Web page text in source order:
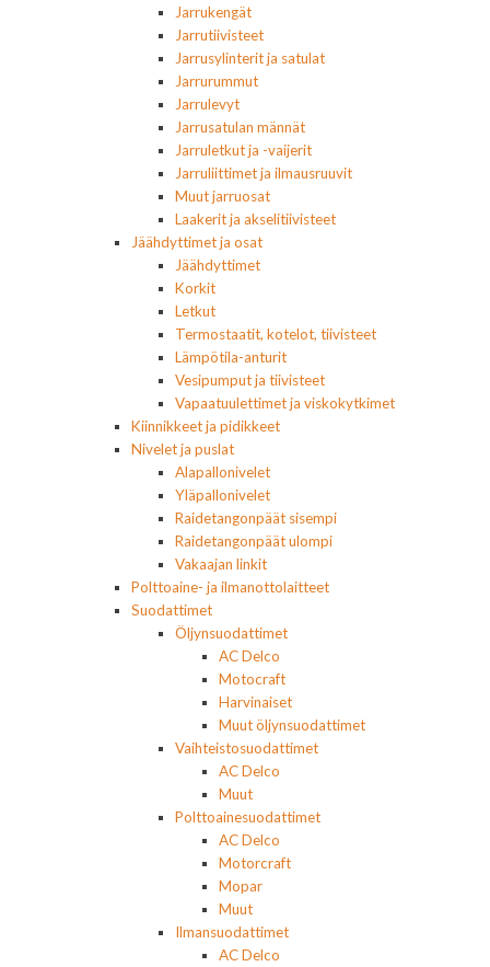
Jarrukengät
Jarrutiivisteet
Jarrusylinterit ja satulat
Jarrurummut
Jarrulevyt
Jarrusatulan männät
Jarruletkut ja -vaijerit
Jarruliittimet ja ilmausruuvit
Muut jarruosat
Laakerit ja akselitiivisteet
Jäähdyttimet ja osat
Jäähdyttimet
Korkit
Letkut
Termostaatit, kotelot, tiivisteet
Lämpötila-anturit
Vesipumput ja tiivisteet
Vapaatuulettimet ja viskokytkimet
Kiinnikkeet ja pidikkeet
Nivelet ja puslat
Alapallonivelet
Yläpallonivelet
Raidetangonpäät sisempi
Raidetangonpäät ulompi
Vakaajan linkit
Polttoaine- ja ilmanottolaitteet
Suodattimet
Öljynsuodattimet
AC Delco
Motocraft
Harvinaiset
Muut öljynsuodattimet
Vaihteistosuodattimet
AC Delco
Muut
Polttoainesuodattimet
AC Delco
Motorcraft
Mopar
Muut
Ilmansuodattimet
AC Delco